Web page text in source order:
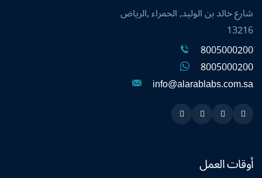
شارع خالد بن الوليد, الحمراء ,الرياض
13216
8005000200
8005000200
info@alarablabs.com.sa
Snapchat
Twitter
Linkedin
Instagram
أوقات العمل